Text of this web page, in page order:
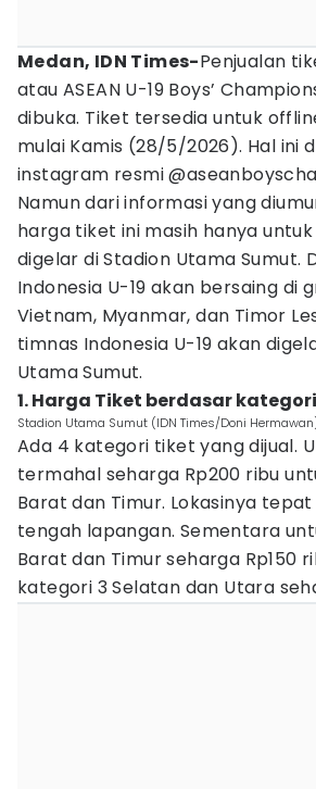
Medan, IDN Times-Penjualan
atau ASEAN U-19 Boys’
dibuka. Tiket tersedia untuk
mulai Kamis (28/5/2026). Hal ini
instagram resmi
Namun dari informasi yang
harga tiket ini masih hanya
digelar di Stadion Utama Sumut.
Indonesia U-19 akan bersaing di
Vietnam, Myanmar, dan Timor
timnas Indonesia U-19 akan
Utama Sumut.
1. Harga Tiket berdasar
Stadion Utama Sumut (IDN Times/Doni
Ada 4 kategori tiket yang dijual.
termahal seharga Rp200 ribu
Barat dan Timur. Lokasinya
tengah lapangan. Sementara
Barat dan Timur seharga Rp150
kategori 3 Selatan dan Utara